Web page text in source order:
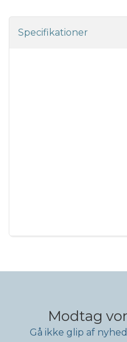
Specifikationer
Modtag
Gå ikke glip af